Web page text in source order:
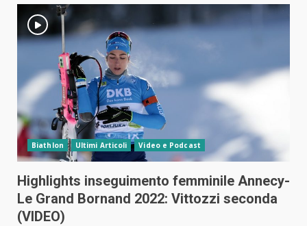
Biathlon Ultimi Articoli Video e Podcast
Highlights inseguimento femminile Annecy-
Le Grand Bornand 2022: Vittozzi seconda
(VIDEO)